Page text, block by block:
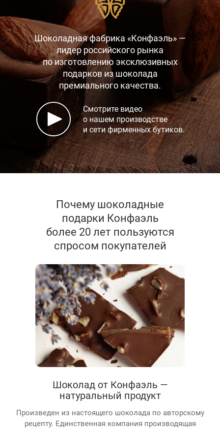
Шоколадная фабрика «Конфаэль» —
лидер российского рынка
по изготовлению эксклюзивных
подарков из шоколада
премиального качества.
Смотрите видео
о нашем производстве
и сети фирменных бутиков.
Почему шоколадные
подарки Конфаэль
более 20 лет пользуются
спросом покупателей
Шоколад от Конфаэль —
натуральный продукт
Произведен из настоящего шоколада по авторскому
рецепту. Единственная компания производящая